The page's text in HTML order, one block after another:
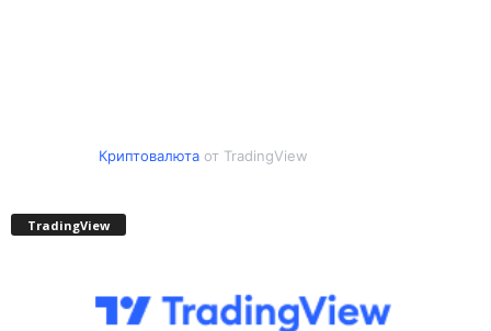
Криптовалютаот TradingView
TradingView